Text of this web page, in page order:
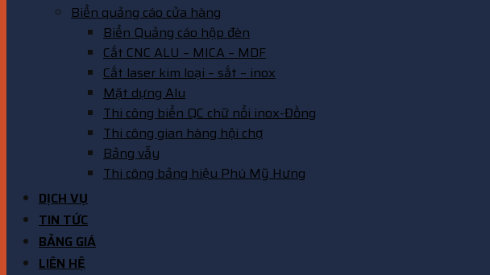
Biển quảng cáo cửa hàng
Biển Quảng cáo hộp đèn
Cắt CNC ALU – MICA – MDF
Cắt laser kim loại – sắt – inox
Mặt dựng Alu
Thi công biển QC chữ nổi inox-Đồng
Thi công gian hàng hội chợ
Bảng vẫy
Thi công bảng hiệu Phú Mỹ Hưng
DỊCH VỤ
TIN TỨC
BẢNG GIÁ
LIÊN HỆ